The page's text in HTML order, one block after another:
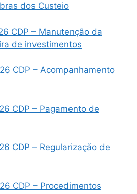
dos Custeio
CDP – Manutenção da
de investimentos
CDP – Acompanhamento
CDP – Pagamento de
CDP – Regularização de
CDP – Procedimentos